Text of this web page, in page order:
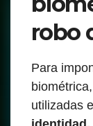
robo
Para
utilizadas